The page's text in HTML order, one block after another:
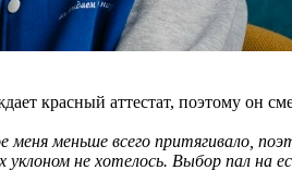
красный аттестат, поэтому он
меньше всего притягивало,
не хотелось. Выбор пал на